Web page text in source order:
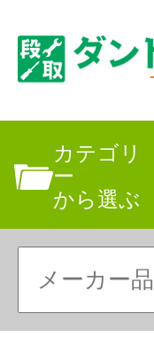
カテゴリ
ー
から選ぶ